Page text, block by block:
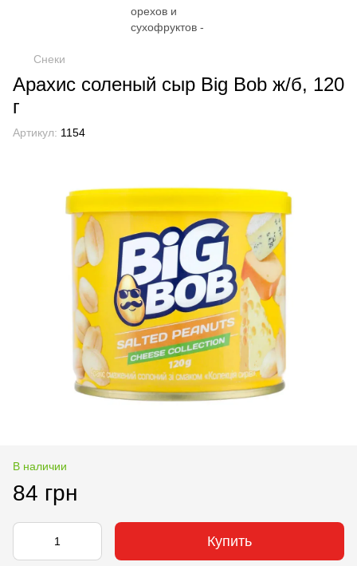
Снеки
Арахис соленый сыр Big Bob ж/б, 120
г
Артикул: 1154
В наличии
84 грн
Купить